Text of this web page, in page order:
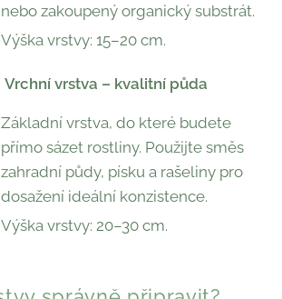
nebo zakoupený organický substrát.
Výška vrstvy: 15–20 cm.
Vrchní vrstva – kvalitní půda
Základní vrstva, do které budete
přímo sázet rostliny. Použijte směs
zahradní půdy, písku a rašeliny pro
dosažení ideální konzistence.
Výška vrstvy: 20–30 cm.